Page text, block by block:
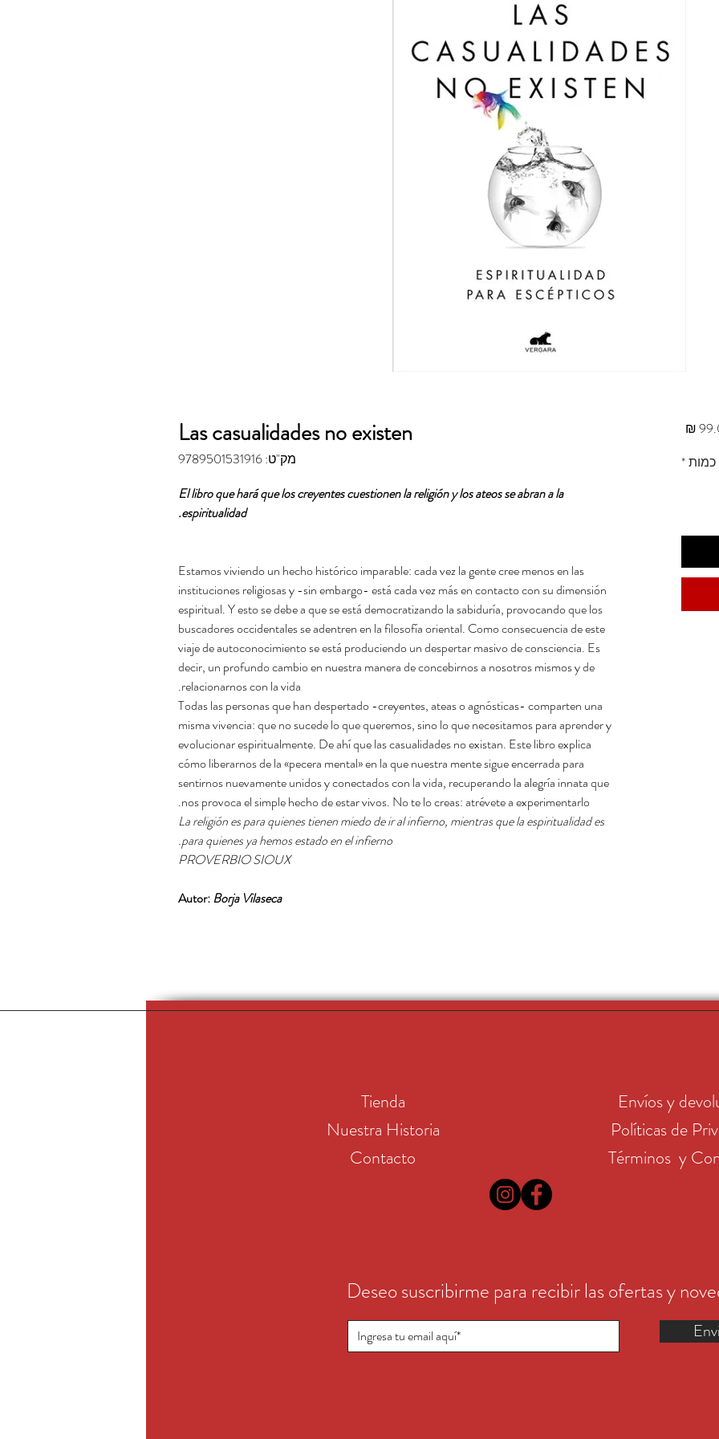
Las casualidades no existen
מק"ט: 9789501531916
El libro que hará que los creyentes cuestionen la religión y los ateos se abran a la
espiritualidad.
Estamos viviendo un hecho histórico imparable: cada vez la gente cree menos en las
instituciones religiosas y -sin embargo- está cada vez más en contacto con su dimensión
espiritual. Y esto se debe a que se está democratizando la sabiduría, provocando que los
buscadores occidentales se adentren en la filosofía oriental. Como consecuencia de este
viaje de autoconocimiento se está produciendo un despertar masivo de consciencia. Es
decir, un profundo cambio en nuestra manera de concebirnos a nosotros mismos y de
relacionarnos con la vida.
Todas las personas que han despertado -creyentes, ateas o agnósticas- comparten una
misma vivencia: que no sucede lo que queremos, sino lo que necesitamos para aprender y
evolucionar espiritualmente. De ahí que las casualidades no existan. Este libro explica
cómo liberarnos de la «pecera mental» en la que nuestra mente sigue encerrada para
sentirnos nuevamente unidos y conectados con la vida, recuperando la alegría innata que
nos provoca el simple hecho de estar vivos. No te lo creas: atrévete a experimentarlo.
La religión es para quienes tienen miedo de ir al infierno, mientras que la espiritualidad es
para quienes ya hemos estado en el infierno.
PROVERBIO SIOUX
Autor:Borja Vilaseca
כמות*
Tienda
Nuestra Historia
Contacto
Envíos y
Políticas de
Términos y
Deseo suscribirme para recibir las ofertas y